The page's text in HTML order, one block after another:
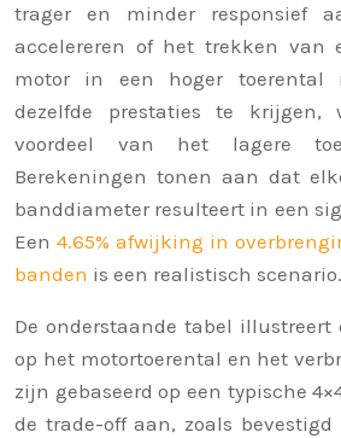
trager en minder responsief
accelereren of het trekken van
motor in een hoger toerental
dezelfde prestaties te krijgen,
voordeel van het lagere
Berekeningen tonen aan dat
banddiameter resulteert in een
Een 4.65% afwijking in
banden is een realistisch scenario.
De onderstaande tabel
op het motortoerental en het
zijn gebaseerd op een typische
de trade-off aan, zoals